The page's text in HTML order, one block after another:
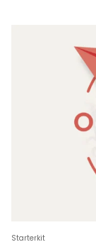
Starterkit